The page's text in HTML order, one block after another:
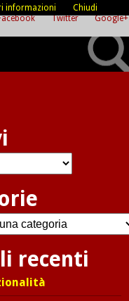
Twitter Google+
recenti
informazioni Chiudi